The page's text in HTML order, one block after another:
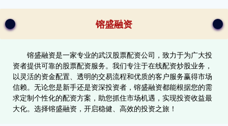
镕盛融资
镕盛融资是一家专业的武汉股票配资公司，致力于为广大投
资者提供可靠的股票配资服务。我们专注于在线配资炒股业务，
以灵活的资金配置、透明的交易流程和优质的客户服务赢得市场
信赖。无论您是新手还是资深投资者，镕盛融资都能根据您的需
求定制个性化的配资方案，助您抓住市场机遇，实现投资收益最
大化。选择镕盛融资，开启稳健、高效的投资之旅！